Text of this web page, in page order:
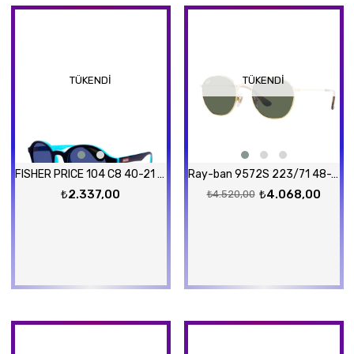
TÜKENDI
FISHER PRICE 104 C8 40-21 Güneş Gözlüğü
₺2.337,00
TÜKENDI
Ray-ban 9572S 223/71 48-19 Güneş Gözlüğü
₺4.068,00
₺4.520,00